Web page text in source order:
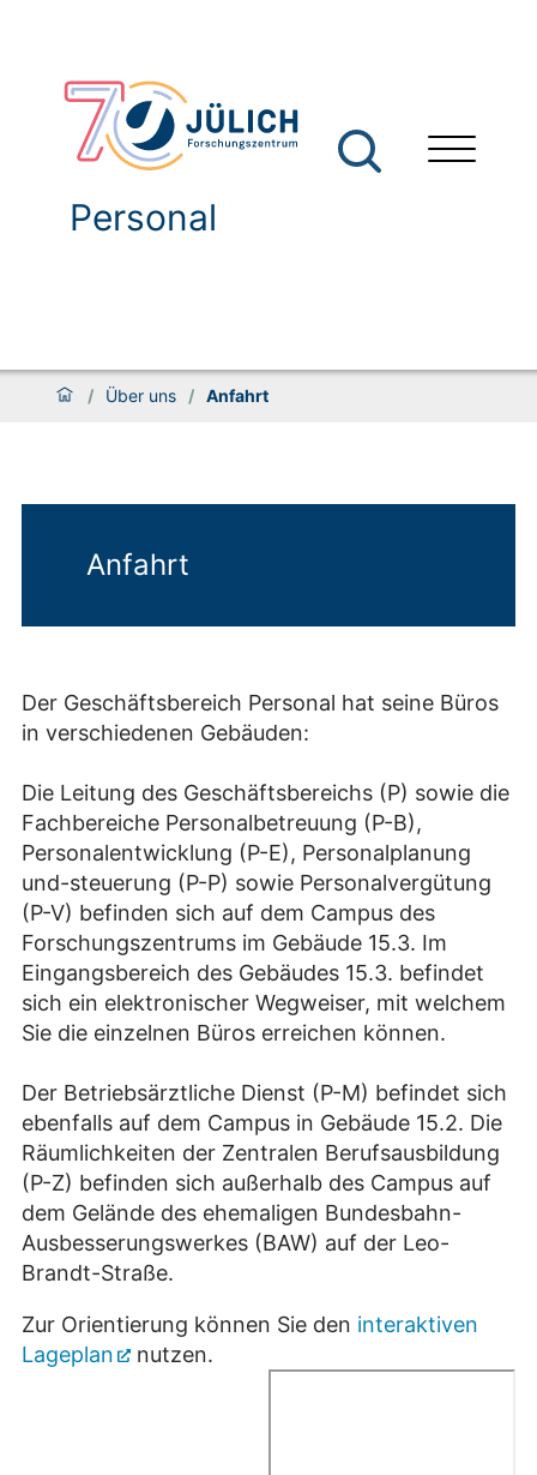
Personal
/ Über uns / Anfahrt
Anfahrt
Der Geschäftsbereich Personal hat seine Büros
in verschiedenen Gebäuden:
Die Leitung des Geschäftsbereichs (P) sowie die
Fachbereiche Personalbetreuung (P-B),
Personalentwicklung (P-E), Personalplanung
und-steuerung (P-P) sowie Personalvergütung
(P-V) befinden sich auf dem Campus des
Forschungszentrums im Gebäude 15.3. Im
Eingangsbereich des Gebäudes 15.3. befindet
sich ein elektronischer Wegweiser, mit welchem
Sie die einzelnen Büros erreichen können.
Der Betriebsärztliche Dienst (P-M) befindet sich
ebenfalls auf dem Campus in Gebäude 15.2. Die
Räumlichkeiten der Zentralen Berufsausbildung
(P-Z) befinden sich außerhalb des Campus auf
dem Gelände des ehemaligen Bundesbahn-
Ausbesserungswerkes (BAW) auf der Leo-
Brandt-Straße.
Zur Orientierung können Sie den interaktiven
Lageplan
nutzen.